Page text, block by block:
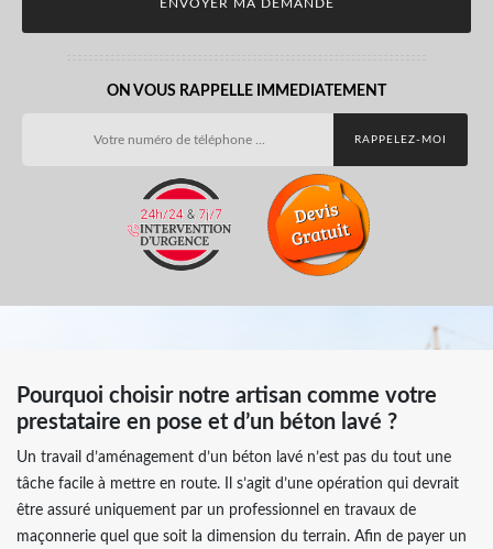
ON VOUS RAPPELLE IMMEDIATEMENT
Pourquoi choisir notre artisan comme votre
prestataire en pose et d’un béton lavé ?
Un travail d’aménagement d’un béton lavé n’est pas du tout une
tâche facile à mettre en route. Il s’agit d’une opération qui devrait
être assuré uniquement par un professionnel en travaux de
maçonnerie quel que soit la dimension du terrain. Afin de payer un